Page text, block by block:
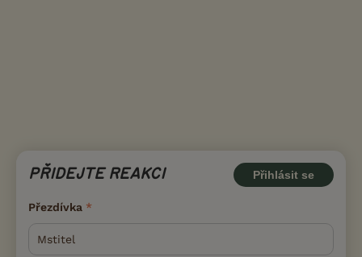
PŘIDEJTE REAKCI Přihlásit se
Přezdívka